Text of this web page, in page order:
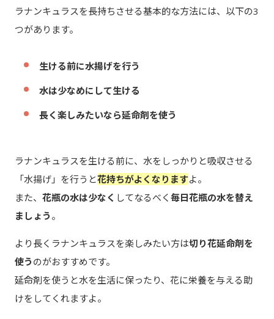
ラナンキュラスを長持ちさせる基本的な方法には、以下の3
つがあります。
生ける前に水揚げを行う
水は少なめにして生ける
長く楽しみたいなら延命剤を使う
ラナンキュラスを生ける前に、水をしっかりと吸収させる
「水揚げ」を行うと花持ちがよくなりますよ。
また、 花瓶の水は少なく してなるべく 毎日花瓶の水を替え
ましょう 。
より長くラナンキュラスを楽しみたい方は切り花延命剤を
使う のがおすすめです。
延命剤を使うと水を生活に保ったり、花に栄養を与える助
けをしてくれますよ。